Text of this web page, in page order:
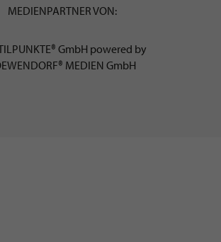
MEDIENPARTNER VON:
GmbH powered by
MEDIEN GmbH